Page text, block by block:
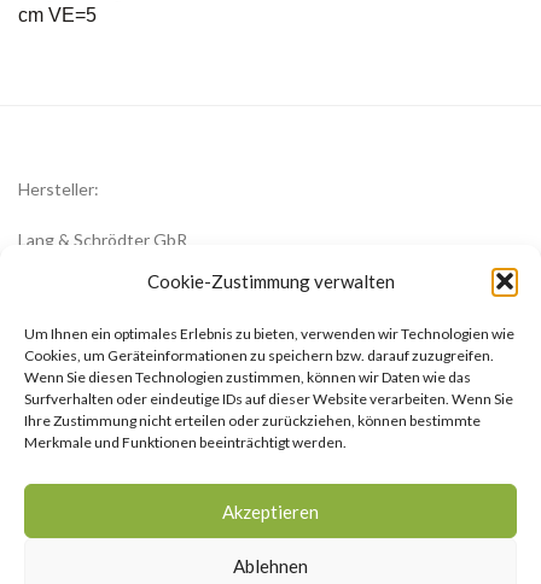
Cookie-Zustimmung verwalten
Um Ihnen ein optimales Erlebnis zu bieten, verwenden wir Technologien wie
Cookies, um Geräteinformationen zu speichern bzw. darauf zuzugreifen.
Wenn Sie diesen Technologien zustimmen, können wir Daten wie das
Surfverhalten oder eindeutige IDs auf dieser Website verarbeiten. Wenn Sie
Ihre Zustimmung nicht erteilen oder zurückziehen, können bestimmte
Merkmale und Funktionen beeinträchtigt werden.
Akzeptieren
Ablehnen
cm VE=5
Hersteller:
Lang & Schrödter GbR
Königsberger Str. 8
office@zwiebelblueher.de
AGB